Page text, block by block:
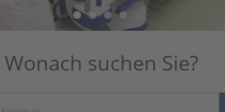
1234
Wonach suchen Sie?